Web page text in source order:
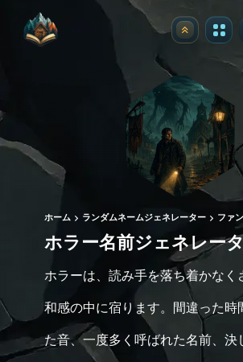
アップグレ
ホーム ランダムネームジェネレーター ファ
ホラー名前ジェネレー
ホラーは、読み手を落ち着かなく
和感の中に宿ります。間違った時
た音、一度多く呼ばれた名前、決